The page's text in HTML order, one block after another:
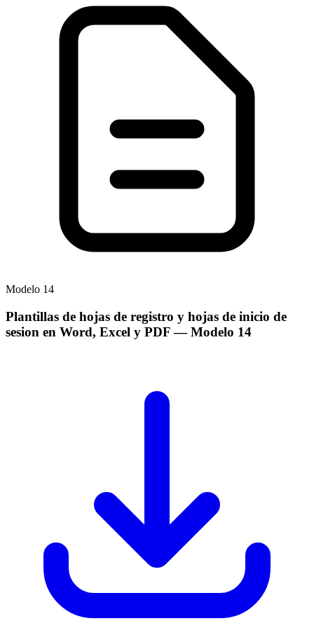
Modelo 14
Plantillas de hojas de registro y hojas de inicio de
sesion en Word, Excel y PDF— Modelo 14